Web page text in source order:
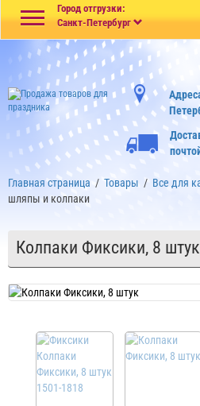
Город отгрузки:
Санкт-Петербург
Главная страница / Товары / Все для
шляпы и колпаки
Колпаки Фиксики, 8 штук